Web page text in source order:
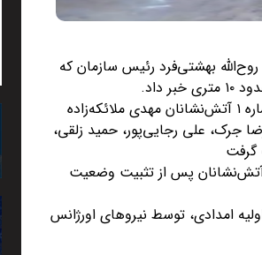
بهشتی‌فرد رئیس سازمان که
وی افزود: این حادثه در خیابان بوعلی رخ داد و تیم‌های عملیاتی ایستگاه شماره ۱ آتش‌نشانان مهدی ملائکه‌زاده
جرک، علی رجایی‌پور، حمید زلقی،
گرفت
پس از تثبیت وضعیت
اقدامات اولیه امدادی، توسط نیروهای اورژانس